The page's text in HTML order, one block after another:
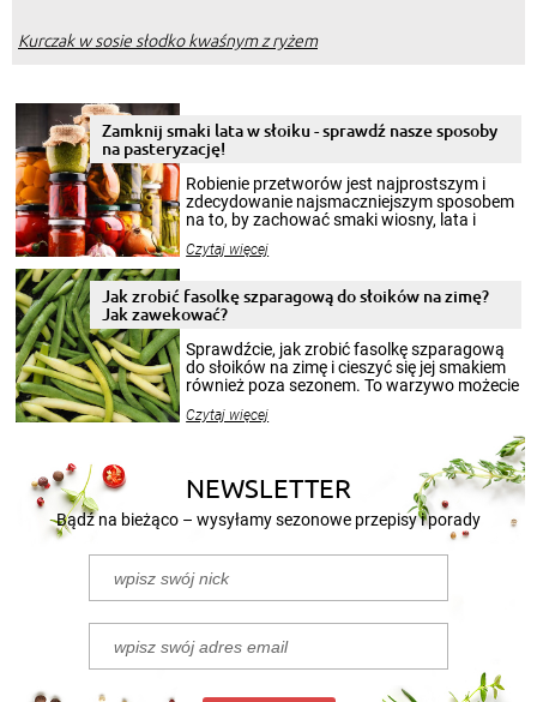
Kurczak w sosie słodko kwaśnym z ryżem
Zamknij smaki lata w słoiku - sprawdź nasze sposoby
na pasteryzację!
Robienie przetworów jest najprostszym i
zdecydowanie najsmaczniejszym sposobem
na to, by zachować smaki wiosny, lata i
krajobrazów, by cieszyć nimi oko w sezonie
pełni poczuć atmosferę cieplejszych
miesięcy. Przygotowanie słoików ze
patenty, które pozwolą zachować świeżość
przetworów.
Czytaj więcej
Jak zrobić fasolkę szparagową do słoików na zimę?
Jak zawekować?
Sprawdźcie, jak zrobić fasolkę szparagową
do słoików na zimę i cieszyć się jej smakiem
również poza sezonem. To warzywo możecie
nasze propozycje!
Czytaj więcej
NEWSLETTER
Bądź na bieżąco – wysyłamy sezonowe przepisy i porady